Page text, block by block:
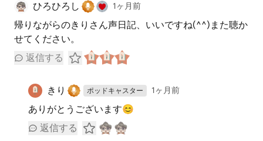
ひろひろし 1ヶ月前
帰りながらのきりさん声日記、いいですね(^^)また聴か
せてください。
返信する
きり ポッドキャスター 1ヶ月前
ありがとうございます😊
返信する